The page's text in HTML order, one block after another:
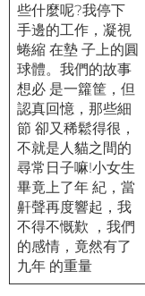
些什麼呢?我停下
手邊的工作，凝視
蜷縮 在墊 子上的圓
球體。我們的故事
想必 是一籮筐，但
認真回憶，那些細
節 卻又稀鬆得很，
不就是人貓之間的
尋常日子嘛!小女生
畢竟上了年 紀，當
鼾聲再度響起，我
不得不慨歎 ，我們
的感情，竟然有了
九年 的重量